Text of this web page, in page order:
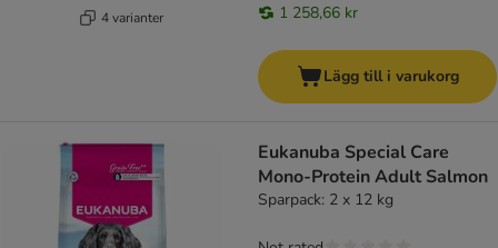
4 varianter 1 258,66 kr
Lägg till i varukorg
Eukanuba Special Care
Mono-Protein Adult Salmon
Sparpack: 2 x 12 kg